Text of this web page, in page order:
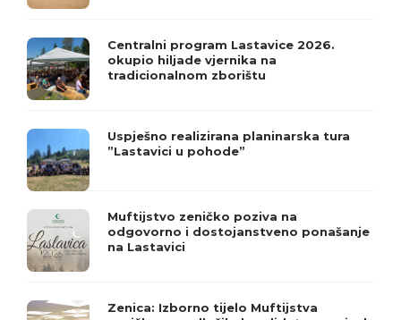
Centralni program Lastavice 2026.
okupio hiljade vjernika na
tradicionalnom zborištu
Uspješno realizirana planinarska tura
”Lastavici u pohode”
Muftijstvo zeničko poziva na
odgovorno i dostojanstveno ponašanje
na Lastavici
Zenica: Izborno tijelo Muftijstva